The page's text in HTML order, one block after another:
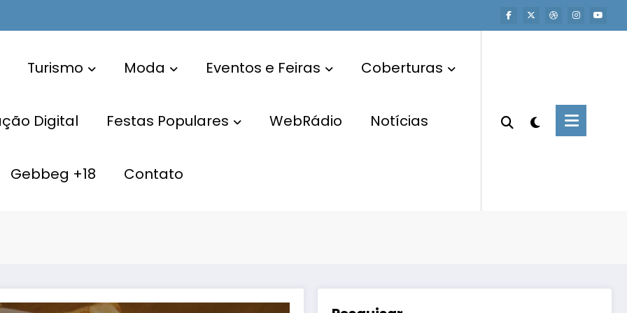
Turismo Moda Eventos e Feiras Coberturas
Digital Festas Populares WebRádio Notícias
Gebbeg +18 Contato